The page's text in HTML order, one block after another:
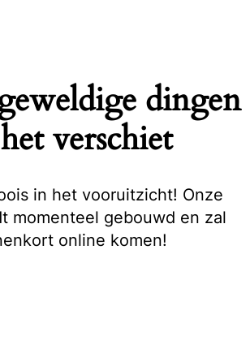
dingen
verschiet
in het vooruitzicht! Onze
momenteel gebouwd en zal
online komen!